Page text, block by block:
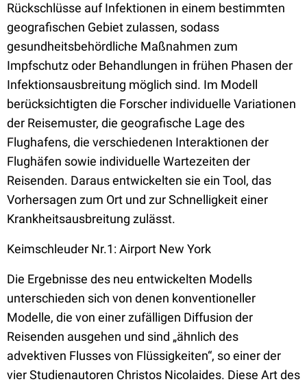
Rückschlüsse auf Infektionen in einem bestimmten
geografischen Gebiet zulassen, sodass
gesundheitsbehördliche Maßnahmen zum
Impfschutz oder Behandlungen in frühen Phasen der
Infektionsausbreitung möglich sind. Im Modell
berücksichtigten die Forscher individuelle Variationen
der Reisemuster, die geografische Lage des
Flughafens, die verschiedenen Interaktionen der
Flughäfen sowie individuelle Wartezeiten der
Reisenden. Daraus entwickelten sie ein Tool, das
Vorhersagen zum Ort und zur Schnelligkeit einer
Krankheitsausbreitung zulässt.
Keimschleuder Nr.1: Airport New York
Die Ergebnisse des neu entwickelten Modells
unterschieden sich von denen konventioneller
Modelle, die von einer zufälligen Diffusion der
Reisenden ausgehen und sind „ähnlich des
advektiven Flusses von Flüssigkeiten“, so einer der
vier Studienautoren Christos Nicolaides. Diese Art des